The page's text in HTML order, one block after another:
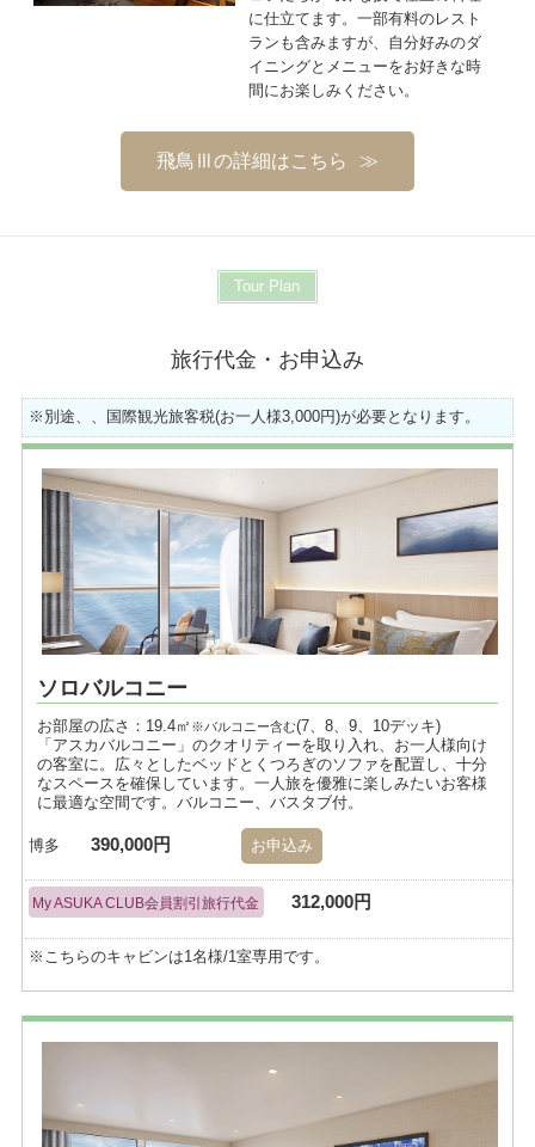
に仕立てます。一部有料のレスト
ランも含みますが、自分好みのダ
イニングとメニューをお好きな時
間にお楽しみください。
飛鳥Ⅲの詳細はこちら
Tour Plan
旅行代金・お申込み
※別途、、国際観光旅客税(お一人様3,000円)が必要となります。
ソロバルコニー
お部屋の広さ：19.4㎡ ※バルコニー含む(7、8、9、10デッキ)
「アスカバルコニー」のクオリティーを取り入れ、お一人様向け
の客室に。広々としたベッドとくつろぎのソファを配置し、十分
なスペースを確保しています。一人旅を優雅に楽しみたいお客様
に最適な空間です。バルコニー、バスタブ付。
博多 390,000円 お申込み
My ASUKA CLUB会員割引旅行代金 312,000円
※こちらのキャビンは1名様/1室専用です。